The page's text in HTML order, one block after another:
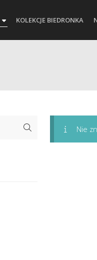
KOLEKCJE BIEDRONKA
Nie